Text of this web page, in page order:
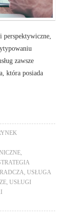
perspektywiczne,
zawsze
która posiada
USŁUGA
USŁUGI